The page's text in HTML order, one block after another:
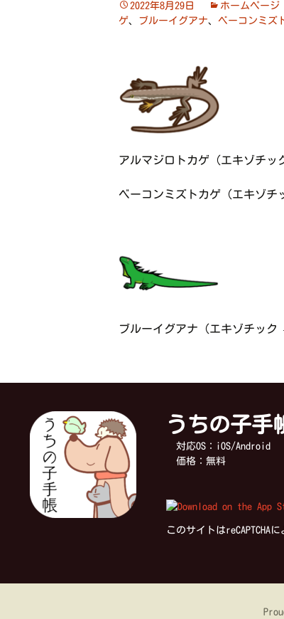
2022年8月29日 ホームページ
ゲ、 ブルーイグアナ、 ベーコンミズ
アルマジロトカゲ（エキゾチッ
ベーコンミズトカゲ（エキゾチ
ブルーイグアナ（エキゾチック
うちの子手
対応OS：iOS/Android
価格：無料
このサイトはreCAPTCHA